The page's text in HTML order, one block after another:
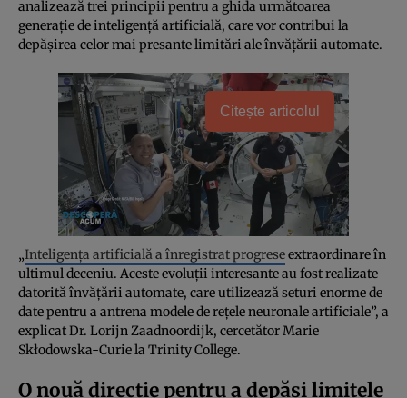
analizează trei principii pentru a ghida următoarea
generație de inteligență artificială, care vor contribui la
depășirea celor mai presante limitări ale învățării automate.
Citește articolul
„Inteligența artificială a înregistrat progreseextraordinare în
ultimul deceniu. Aceste evoluții interesante au fost realizate
datorită învățării automate, care utilizează seturi enorme de
date pentru a antrena modele de rețele neuronale artificiale”, a
explicat Dr. Lorijn Zaadnoordijk, cercetător Marie
Skłodowska-Curie la Trinity College.
O nouă direcție pentru a depăși limitele